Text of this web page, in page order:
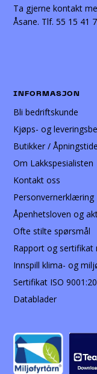
Ta gjerne kontakt
Åsane. Tlf. 55 15 41
INFORMASJON
Bli bedriftskunde
Kjøps- og
Butikker /
Om Lakkspesialisten
Kontakt oss
Personvernerklæring
Åpenhetsloven og
Ofte stilte spørsmål
Rapport og sertifikat
Innspill klima- og
Sertifikat ISO
Datablader